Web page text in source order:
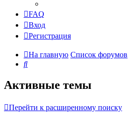
FAQ
Вход
Регистрация
На главную Список форумов
Поиск
Активные темы
Перейти к расширенному поиску